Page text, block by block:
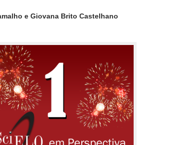
e Giovana Brito Castelhano